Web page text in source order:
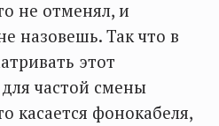
не отменял, и
назовешь. Так что в
этот
частой смены
касается фонокабеля,